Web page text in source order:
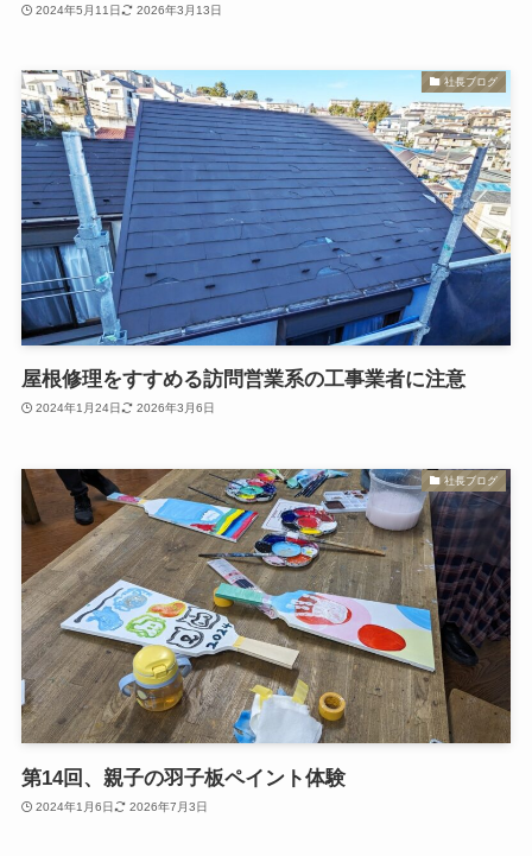
2024年5月11日 2026年3月13日
社長ブログ
屋根修理をすすめる訪問営業系の工事業者に注意
2024年1月24日 2026年3月6日
社長ブログ
第14回、親子の羽子板ペイント体験
2024年1月6日 2026年7月3日